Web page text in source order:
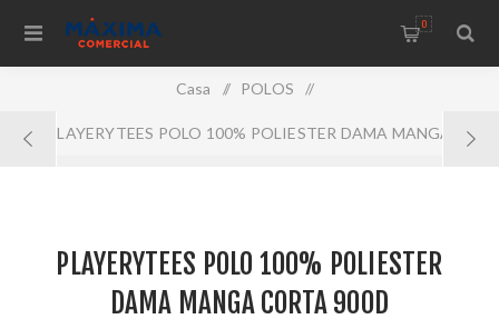
0
Casa / POLOS /
PLAYERYTEES POLO 100% POLIESTER DAMA MANGA
PLAYERYTEES POLO 100% POLIESTER
DAMA MANGA CORTA 900D